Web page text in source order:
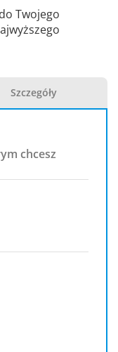
Twojego
Szczegóły
chcesz